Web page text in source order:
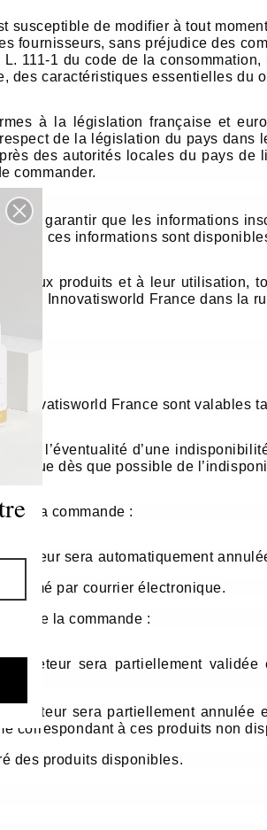
susceptible de modifier à tout
fournisseurs, sans préjudice des
L. 111-1 du code de la
des caractéristiques essentielles du
à la législation française et
de la législation du pays dans
des autorités locales du pays
commander.
peut garantir que les informations
ces informations sont
aux produits et à leur utilisation,
Innovatisworld France dans la
Innovatisworld France sont valables
dans l’éventualité d’une
dès que possible de
de la commande :
sera automatiquement
informé par courrier électronique.
de la commande :
l'Acheteur sera partiellement
l’Acheteur sera partiellement
correspondant à ces produits non
des produits disponibles.